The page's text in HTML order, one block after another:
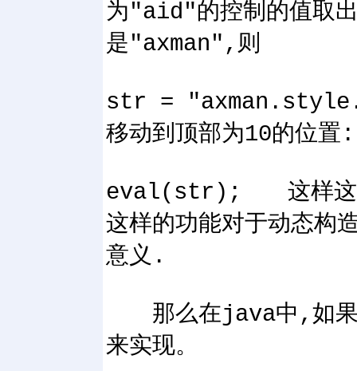
为"aid"的控制的值取
是"axman",则
str =
移动到顶部为10的位置:
eval(str); 这样这个
这样的功能对于动态构
意义.
那么在java中,如果
来实现。